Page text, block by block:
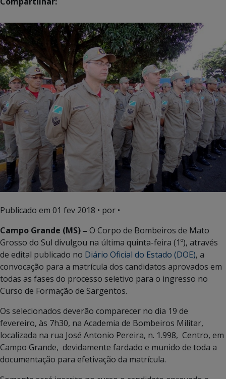
Publicado em 01 fev 2018 • por •
Campo Grande (MS) – O Corpo de Bombeiros de Mato
Grosso do Sul divulgou na última quinta-feira (1º), através
de edital publicado no Diário Oficial do Estado (DOE), a
convocação para a matrícula dos candidatos aprovados em
todas as fases do processo seletivo para o ingresso no
Curso de Formação de Sargentos.
Os selecionados deverão comparecer no dia 19 de
fevereiro, às 7h30, na Academia de Bombeiros Militar,
localizada na rua José Antonio Pereira, n. 1.998, Centro, em
Campo Grande, devidamente fardado e munido de toda a
documentação para efetivação da matrícula.